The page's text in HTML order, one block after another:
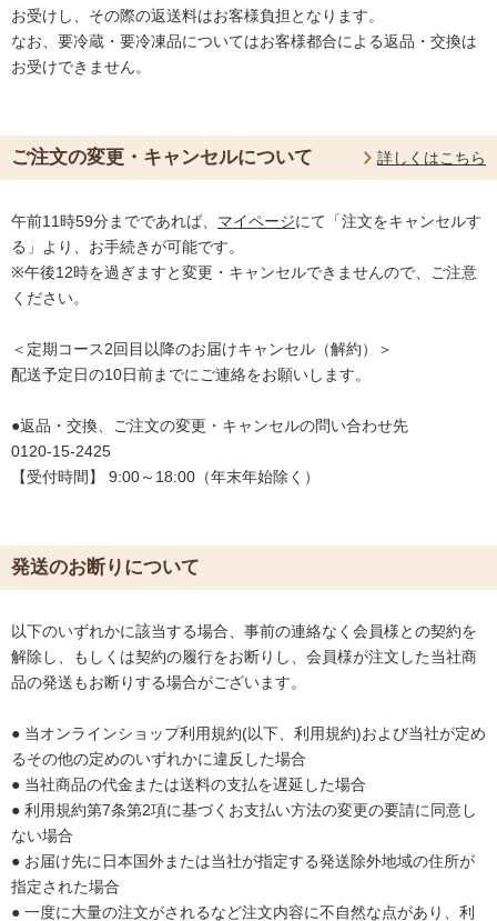
お受けし、その際の返送料はお客様負担となります。
なお、要冷蔵・要冷凍品についてはお客様都合による返品・交換は
お受けできません。
ご注文の変更・キャンセルについて 詳しくはこちら
午前11時59分までであれば、 マイページにて「注文をキャンセルす
る」より、お手続きが可能です。
※午後12時を過ぎますと変更・キャンセルできませんので、ご注意
ください。
＜定期コース2回目以降のお届けキャンセル（解約）＞
配送予定日の10日前までにご連絡をお願いします。
●返品・交換、ご注文の変更・キャンセルの問い合わせ先
0120-15-2425
【受付時間】 9:00～18:00（年末年始除く）
発送のお断りについて
以下のいずれかに該当する場合、事前の連絡なく会員様との契約を
解除し、もしくは契約の履行をお断りし、会員様が注文した当社商
品の発送もお断りする場合がございます。
● 当オンラインショップ利用規約(以下、利用規約)および当社が定め
るその他の定めのいずれかに違反した場合
● 当社商品の代金または送料の支払を遅延した場合
● 利用規約第7条第2項に基づくお支払い方法の変更の要請に同意し
ない場合
● お届け先に日本国外または当社が指定する発送除外地域の住所が
指定された場合
● 一度に大量の注文がされるなど注文内容に不自然な点があり、利